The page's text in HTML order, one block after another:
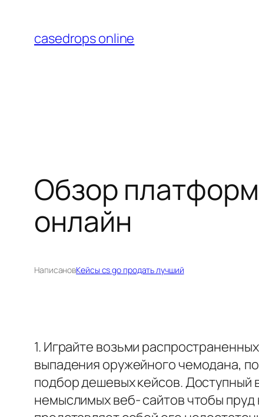
содержимому
casedrops online
Обзор
онлайн
НаписановКейсы cs go продать лучший
1. Играйте возьми
выпадения оружейного чемодана,
подбор дешевых кейсов. Доступный
немыслимых веб- сайтов чтобы